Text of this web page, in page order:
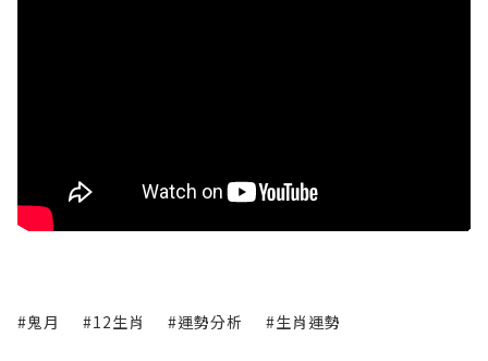
#鬼月 #12生肖 #運勢分析 #生肖運勢